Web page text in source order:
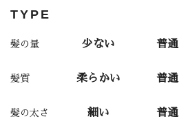
TYPE
髪の量 少ない 普通
髪質 柔らかい 普通
髪の太さ 細い 普通